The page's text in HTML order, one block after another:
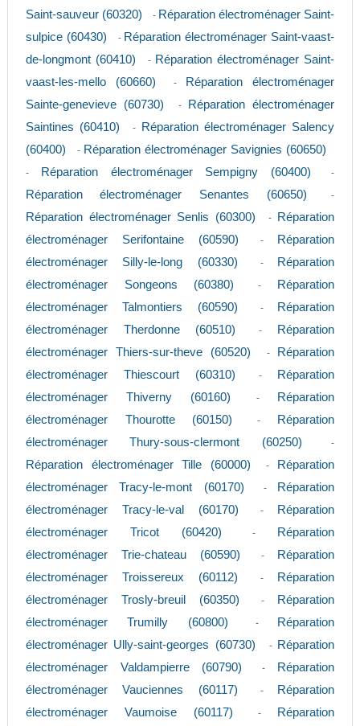
Saint-sauveur (60320)
- Réparation électroménager Saint-
sulpice (60430)
- Réparation électroménager Saint-vaast-
de-longmont (60410)
- Réparation électroménager Saint-
vaast-les-mello (60660)
-
Réparation électroménager
Sainte-genevieve (60730)
-
Réparation électroménager
Saintines (60410)
-
Réparation électroménager Salency
(60400)
- Réparation électroménager Savignies (60650)
- Réparation électroménager Sempigny (60400) -
Réparation électroménager Senantes (60650) -
Réparation électroménager Senlis (60300) -
Réparation
électroménager Serifontaine (60590)
-
Réparation
électroménager Silly-le-long (60330)
-
Réparation
électroménager Songeons (60380)
-
Réparation
électroménager Talmontiers (60590)
-
Réparation
électroménager Therdonne (60510)
-
Réparation
électroménager Thiers-sur-theve (60520)
-
Réparation
électroménager Thiescourt (60310)
-
Réparation
électroménager Thiverny (60160)
-
Réparation
électroménager Thourotte (60150)
-
Réparation
électroménager Thury-sous-clermont (60250)
-
Réparation électroménager Tille (60000) -
Réparation
électroménager Tracy-le-mont (60170)
-
Réparation
électroménager Tracy-le-val (60170)
-
Réparation
électroménager Tricot (60420)
-
Réparation
électroménager Trie-chateau (60590)
-
Réparation
électroménager Troissereux (60112)
-
Réparation
électroménager Trosly-breuil (60350)
-
Réparation
électroménager Trumilly (60800)
-
Réparation
électroménager Ully-saint-georges (60730)
- Réparation
électroménager Valdampierre (60790)
-
Réparation
électroménager Vauciennes (60117)
-
Réparation
électroménager Vaumoise (60117)
-
Réparation